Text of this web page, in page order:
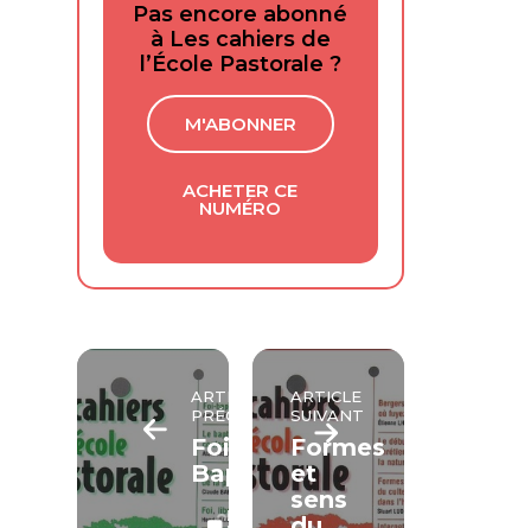
Pas encore abonné
à Les cahiers de
l’École Pastorale ?
M'ABONNER
ACHETER CE
NUMÉRO
ARTICLE
PRÉCÉDENT
Foi-
Baptême
LECTURE
ARTICLE
SUIVANT
Formes
et
sens